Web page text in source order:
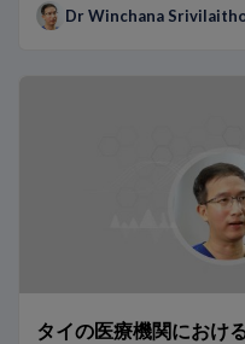
Dr Winchana
タイの医療機関におけ